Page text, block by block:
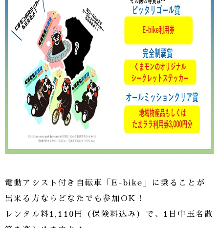
電動アシスト付き自転車「E-bike」に乗ることが
出来る方ならどなたでも参加OK！
レンタル料1,110円（保険料込み）で、1日中玉名散